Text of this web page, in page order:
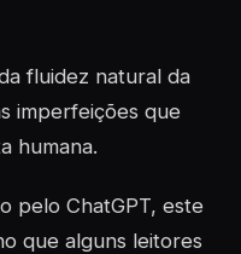
fluidez natural da
imperfeições que
humana.
pelo ChatGPT, este
que alguns leitores